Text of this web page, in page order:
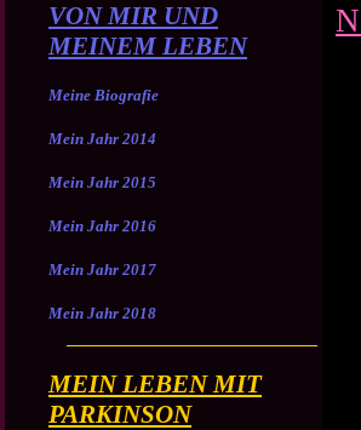
VON MIR UND
MEINEM LEBEN
Meine Biografie
Mein Jahr 2014
Mein Jahr 2015
Mein Jahr 2016
Mein Jahr 2017
Mein Jahr 2018
MEIN LEBEN MIT
PARKINSON